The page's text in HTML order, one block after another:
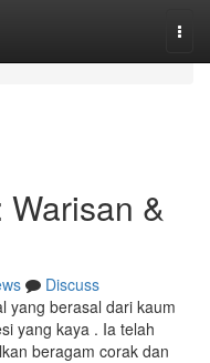
Warisan &
Discuss
yang berasal dari kaum
yang kaya . Ia telah
beragam corak dan